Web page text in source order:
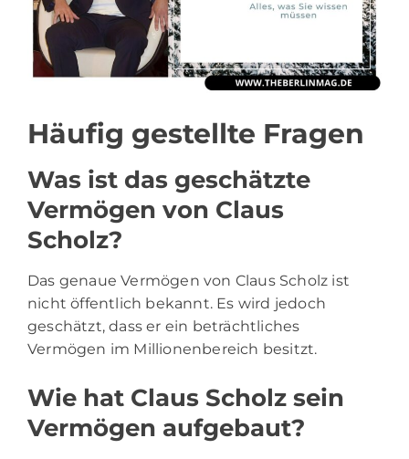
Häufig gestellte Fragen
Was ist das geschätzte
Vermögen von Claus
Scholz?
Das genaue Vermögen von Claus Scholz ist
nicht öffentlich bekannt. Es wird jedoch
geschätzt, dass er ein beträchtliches
Vermögen im Millionenbereich besitzt.
Wie hat Claus Scholz sein
Vermögen aufgebaut?